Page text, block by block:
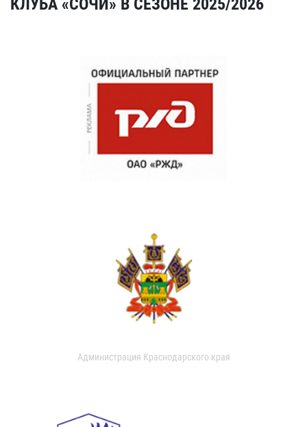
КЛУБА «СОЧИ» В СЕЗОНЕ 2025/2026
Администрация Краснодарского края